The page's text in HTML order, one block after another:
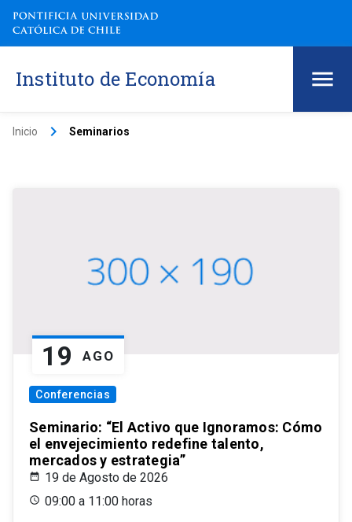
Instituto de Economía
Inicio keyboard_arrow_right Seminarios
19 AGO
Conferencias
Seminario: “El Activo que Ignoramos: Cómo
el envejecimiento redefine talento,
mercados y estrategia”
19 de Agosto de 2026
09:00 a 11:00 horas